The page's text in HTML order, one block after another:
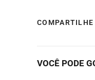
COMPARTILHE
VOCÊ PODE